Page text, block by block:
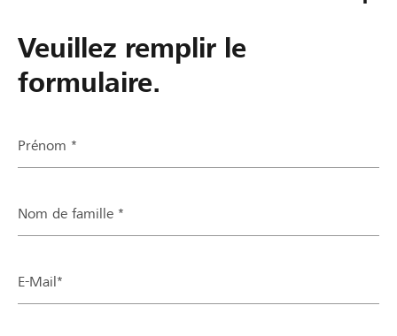
Veuillez remplir le
formulaire.
Prénom *
Nom de famille *
E-Mail*